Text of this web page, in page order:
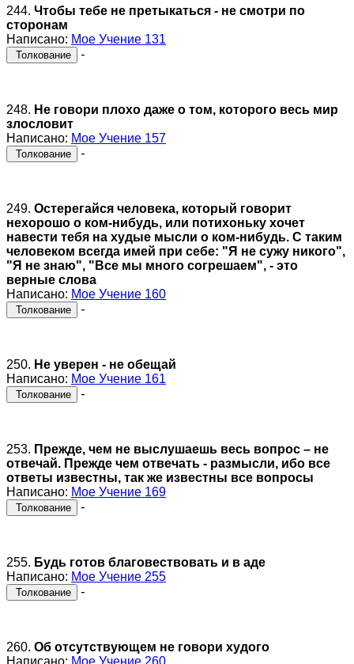
244. Чтобы тебе не претыкаться - не смотри по
сторонам
Написано: Мое Учение 131
Толкование -
248. Не говори плохо даже о том, которого весь мир
злословит
Написано: Мое Учение 157
Толкование -
249. Остерегайся человека, который говорит
нехорошо о ком-нибудь, или потихоньку хочет
навести тебя на худые мысли о ком-нибудь. С таким
человеком всегда имей при себе: "Я не сужу никого",
"Я не знаю", "Все мы много согрешаем", - это
верные слова
Написано: Мое Учение 160
Толкование -
250. Не уверен - не обещай
Написано: Мое Учение 161
Толкование -
253. Прежде, чем не выслушаешь весь вопрос – не
отвечай. Прежде чем отвечать - размысли, ибо все
ответы известны, так же известны все вопросы
Написано: Мое Учение 169
Толкование -
255. Будь готов благовествовать и в аде
Написано: Мое Учение 255
Толкование -
260. Об отсутствующем не говори худого
Написано: Мое Учение 260